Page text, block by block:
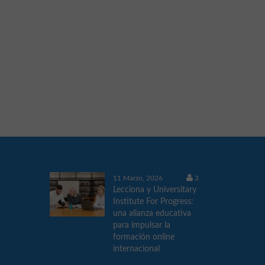
11 Marzo, 2026 3
Lecciona y Universitary
Institute For Progress:
una alianza educativa
para impulsar la
formación online
internacional